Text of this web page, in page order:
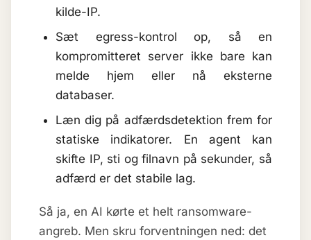
kilde-IP.
Sæt egress-kontrol op, så en
kompromitteret server ikke bare kan
melde hjem eller nå eksterne
databaser.
Læn dig på adfærdsdetektion frem for
statiske indikatorer. En agent kan
skifte IP, sti og filnavn på sekunder, så
adfærd er det stabile lag.
Så ja, en AI kørte et helt ransomware-
angreb. Men skru forventningen ned: det